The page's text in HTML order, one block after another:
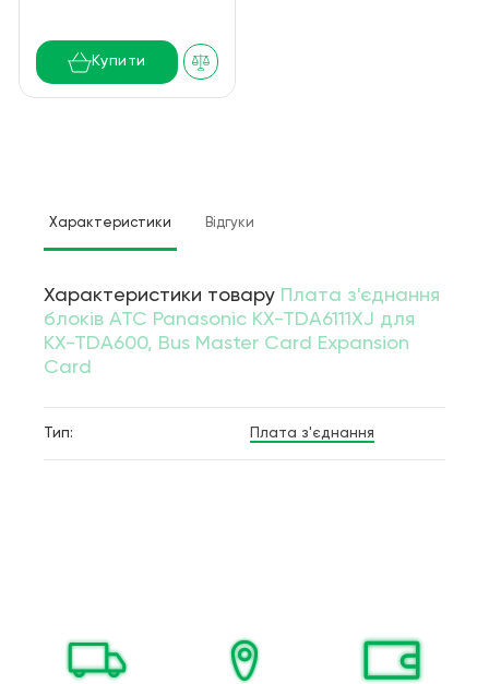
Купити
Характеристики Відгуки
Характеристики товару Плата з'єднання
блоків АТС Panasonic KX-TDA6111XJ для
KX-TDA600, Bus Master Card Expansion
Card
Тип: Плата з'єднання